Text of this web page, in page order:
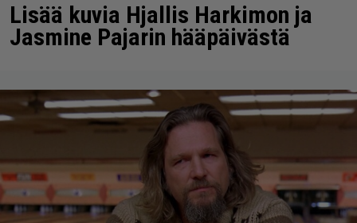
Lisää kuvia Hjallis Harkimon ja
Jasmine Pajarin hääpäivästä